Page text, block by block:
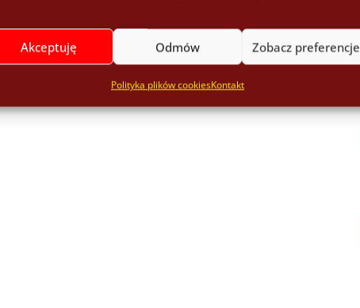
Akceptuję Odmów Zobacz preferencje
Polityka plików cookiesKontakt